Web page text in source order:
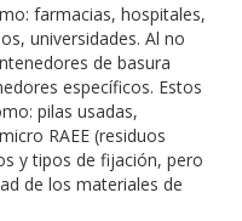
farmacias, hospitales,
universidades. Al no
de basura
específicos. Estos
pilas usadas,
RAEE (residuos
y tipos de fijación, pero
de los materiales de